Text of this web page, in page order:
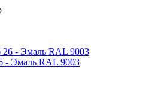
- Эмаль RAL 9003